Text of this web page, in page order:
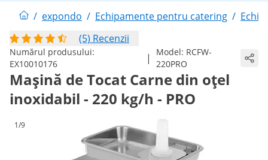
/ expondo / Echipamente pentru catering /
(5) Recenzii
Numărul produsului:
EX10010176
| Model: RCFW-
220PRO
Mașină de Tocat Carne din oțel
inoxidabil - 220 kg/h - PRO
1/9